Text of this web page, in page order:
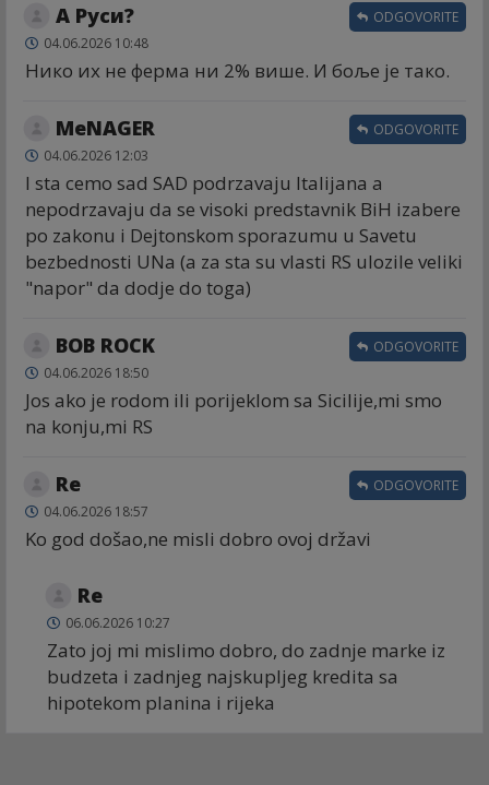
А Руси?
04.06.2026 10:48
Нико их не ферма ни 2% више. И боље је тако.
ODGOVORITE
MeNAGER
04.06.2026 12:03
I sta cemo sad SAD podrzavaju Italijana a
nepodrzavaju da se visoki predstavnik BiH izabere
po zakonu i Dejtonskom sporazumu u Savetu
bezbednosti UNa (a za sta su vlasti RS ulozile veliki
"napor" da dodje do toga)
ODGOVORITE
BOB ROCK
04.06.2026 18:50
Jos ako je rodom ili porijeklom sa Sicilije,mi smo
na konju,mi RS
ODGOVORITE
Re
04.06.2026 18:57
Ko god došao,ne misli dobro ovoj državi
ODGOVORITE
Re
06.06.2026 10:27
Zato joj mi mislimo dobro, do zadnje marke iz
budzeta i zadnjeg najskupljeg kredita sa
hipotekom planina i rijeka